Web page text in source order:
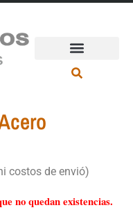
costos de envió)
no quedan existencias.